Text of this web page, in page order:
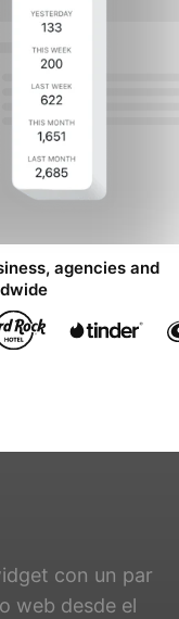
agencies and
con un par
web desde el